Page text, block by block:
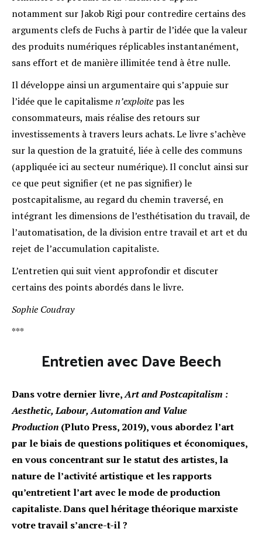
notamment sur Jakob Rigi pour contredire certains des
arguments clefs de Fuchs à partir de l’idée que la valeur
des produits numériques réplicables instantanément,
sans effort et de manière illimitée tend à être nulle.
Il développe ainsi un argumentaire qui s’appuie sur
l’idée que le capitalismen’exploite pas les
consommateurs, mais réalise des retours sur
investissements à travers leurs achats. Le livre s’achève
sur la question de la gratuité, liée à celle des communs
(appliquée ici au secteur numérique). Il conclut ainsi sur
ce que peut signifier (et ne pas signifier) le
postcapitalisme, au regard du chemin traversé, en
intégrant les dimensions de l’esthétisation du travail, de
l’automatisation, de la division entre travail et art et du
rejet de l’accumulation capitaliste.
L’entretien qui suit vient approfondir et discuter
certains des points abordés dans le livre.
Sophie Coudray
***
Entretien avec Dave Beech
Dans votre dernier livre,Art and Postcapitalism :
Aesthetic, Labour, Automation and Value
Production (Pluto Press, 2019), vous abordez l’art
par le biais de questions politiques et économiques,
en vous concentrant sur le statut des artistes, la
nature de l’activité artistique et les rapports
qu’entretient l’art avec le mode de production
capitaliste. Dans quel héritage théorique marxiste
votre travail s’ancre-t-il ?